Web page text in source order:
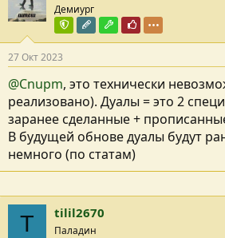
Демиург
Команда форума
Редактор раздела
Модостроитель
Почётный
27 Окт 2023
@Cnupm, это технически
реализовано). Дуалы = это 2
заранее сделанные +
В будущей обнове дуалы будут
немного (по статам)
T tilil2670
Паладин